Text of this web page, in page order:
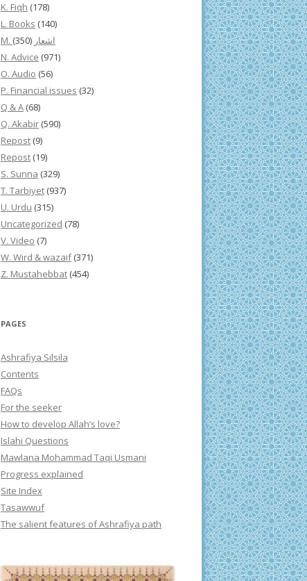
K. Fiqh (178)
L. Books (140)
M. اشعار (350)
N. Advice (971)
O. Audio (56)
P. Financial issues (32)
Q & A (68)
Q. Akabir (590)
Repost (9)
Repost (19)
S. Sunna (329)
T. Tarbiyet (937)
U. Urdu (315)
Uncategorized (78)
V. Video (7)
W. Wird & wazaif(371)
Z. Mustahebbat (454)
PAGES
Ashrafiya Silsila
Contents
FAQs
For the seeker
How to develop Allah’s love?
Islahi Questions
Mawlana Mohammad Taqi Usmani
Progress explained
Site Index
Tasawwuf
The salient features of Ashrafiya path